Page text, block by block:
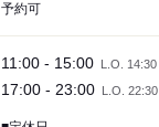
予約可
11:00 - 15:00 L.O. 14:30
17:00 - 23:00 L.O. 22:30